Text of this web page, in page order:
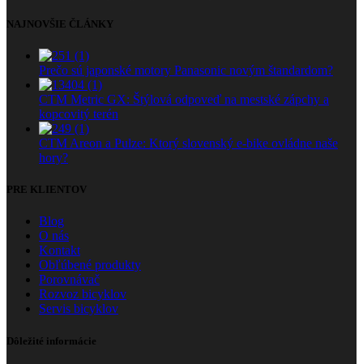
NAJNOVŠIE ČLÁNKY
Prečo sú japonské motory Panasonic novým štandardom?
CTM Metric GX: Štýlová odpoveď na mestské zápchy a
kopcovitý terén
CTM Areon a Pulze: Ktorý slovenský e-bike ovládne naše
hory?
PRE KLIENTOV
Blog
O nás
Kontakt
Obľúbené produkty
Porovnávač
Rozvoz bicyklov
Servis bicyklov
Dôležité informácie